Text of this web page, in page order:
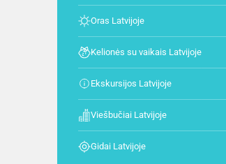
Oras Latvijoje
Kelionės su vaikais Latvijoje
Ekskursijos Latvijoje
Viešbučiai Latvijoje
Gidai Latvijoje